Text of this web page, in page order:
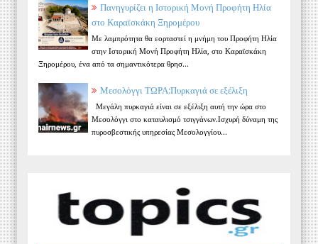
Πανηγυρίζει η Ιστορική Μονή Προφήτη Ηλία
στο Καραϊσκάκη Ξηρομέρου
Με λαμπρότητα θα εορταστεί η μνήμη του Προφήτη Ηλία
στην Ιστορική Μονή Προφήτη Ηλία, στο Καραϊσκάκη
Ξηρομέρου, ένα από τα σημαντικότερα θρησ...
Μεσολόγγι ΤΩΡΑ:Πυρκαγιά σε εξέλιξη
Μεγάλη πυρκαγιά είναι σε εξέλιξη αυτή την ώρα στο
Μεσολόγγι στο καταυλισμό τσιγγάνων.Ισχυρή δύναμη της
πυροσβεστικής υπηρεσίας Μεσολογγίου...